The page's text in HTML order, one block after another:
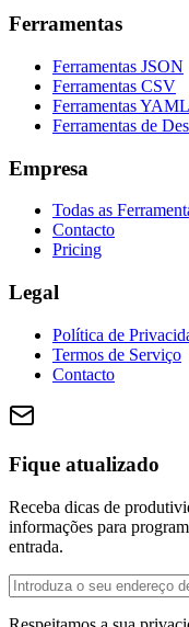
Ferramentas
Ferramentas JSON
Ferramentas CSV
Ferramentas YAML
Ferramentas de
Empresa
Todas as
Contacto
Pricing
Legal
Política de
Termos de Serviço
Contacto
Fique atualizado
Receba dicas de
informações para
entrada.